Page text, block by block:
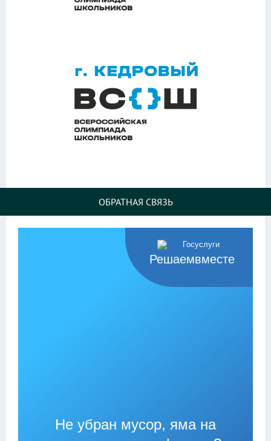
ОБРАТНАЯ СВЯЗЬ
Решаемвместе
Не убран мусор, яма на